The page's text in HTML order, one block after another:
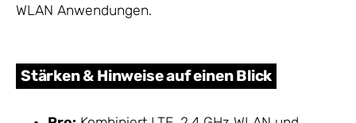
WLAN Anwendungen.
Stärken & Hinweise auf einen Blick